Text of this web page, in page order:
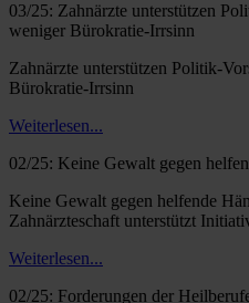
03/25: Zahnärzte unterstützen
weniger Bürokratie-Irrsinn
Zahnärzte unterstützen Politik-
Bürokratie-Irrsinn
Weiterlesen...
02/25: Keine Gewalt gegen
Keine Gewalt gegen helfende
Zahnärzteschaft unterstützt
Weiterlesen...
02/25: Forderungen der